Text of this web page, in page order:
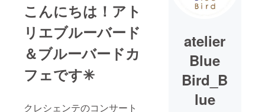
こんにちは！アト
リエブルーバード
＆ブルーバードカ
フェです✳︎
クレシェンテのコンサート
atelier
Blue
Bird_B
lue